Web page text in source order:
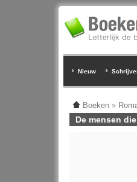
Nieuw
Boeken »
De mensen